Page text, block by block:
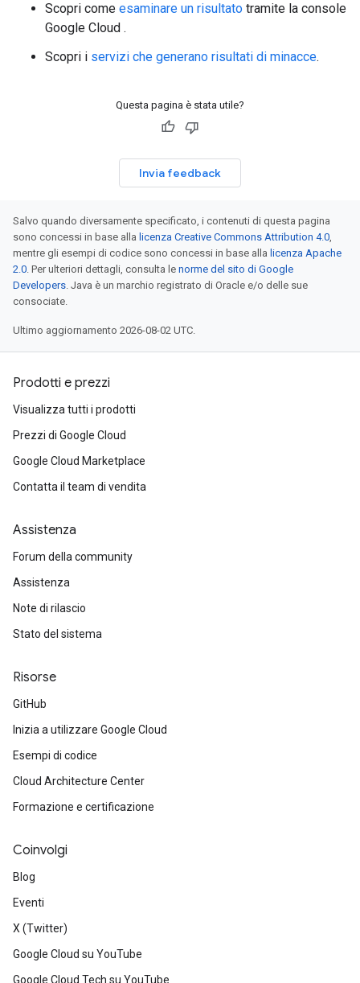
Scopri come esaminare un risultato tramite la console
Google Cloud .
Scopri i servizi che generano risultati di minacce.
Questa pagina è stata utile?
Invia feedback
Salvo quando diversamente specificato, i contenuti di questa pagina
sono concessi in base alla licenza Creative Commons Attribution 4.0,
mentre gli esempi di codice sono concessi in base alla licenza Apache
2.0. Per ulteriori dettagli, consulta le norme del sito di Google
Developers. Java è un marchio registrato di Oracle e/o delle sue
consociate.
Ultimo aggiornamento 2026-08-02 UTC.
Prodotti e prezzi
Visualizza tutti i prodotti
Prezzi di Google Cloud
Google Cloud Marketplace
Contatta il team di vendita
Assistenza
Forum della community
Assistenza
Note di rilascio
Stato del sistema
Risorse
GitHub
Inizia a utilizzare Google Cloud
Esempi di codice
Cloud Architecture Center
Formazione e certificazione
Coinvolgi
Blog
Eventi
X (Twitter)
Google Cloud su YouTube
Google Cloud Tech su YouTube